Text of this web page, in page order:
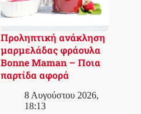
Προληπτική ανάκληση
μαρμελάδας φράουλα
Bonne Maman – Ποια
παρτίδα αφορά
8 Αυγούστου 2026,
18:13